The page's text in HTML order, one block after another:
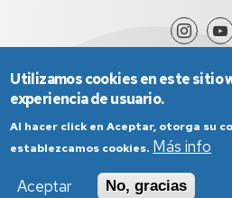
Política de Privacidad
Utilizamos cookies en este sitio
experiencia de usuario.
Al hacer click en Aceptar, otorga su
establezcamos cookies. Más info
Aceptar
No, gracias